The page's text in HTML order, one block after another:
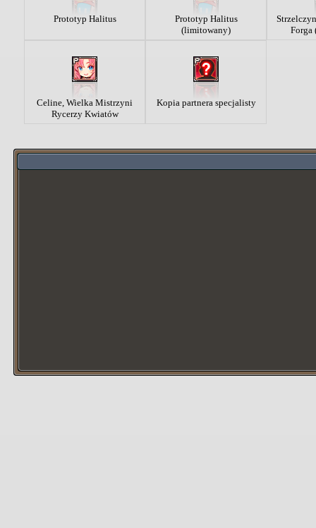
Prototyp Halitus
Prototyp Halitus
(limitowany)
Forga
Celine, Wielka Mistrzyni
Rycerzy Kwiatów
Kopia partnera specjalisty